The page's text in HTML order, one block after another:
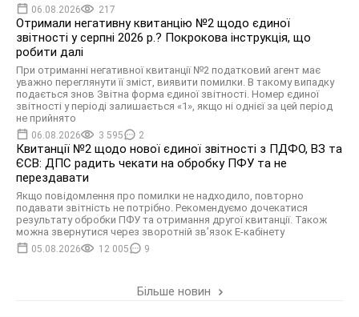
06.08.2026 217
Отримали негативну квитанцію №2 щодо єдиної
звітності у серпні 2026 р.? Покрокова інструкція, що
робити далі
При отриманні негативної квитанції №2 податковий агент має
уважно переглянути її зміст, виявити помилки. В такому випадку
подається знов Звітна форма єдиної звітності. Номер єдиної
звітності у періоді залишається «1», якщо ні однієї за цей період
не прийнято
06.08.2026 3 595 2
Квитанції №2 щодо нової єдиної звітності з ПДФО, ВЗ та
ЄСВ: ДПС радить чекати на обробку ПФУ та не
перездавати
Якщо повідомлення про помилки не надходило, повторно
подавати звітність не потрібно. Рекомендуємо дочекатися
результату обробки ПФУ та отримання другої квитанції. Також
можна звернутися через зворотній зв’язок Е-кабінету
05.08.2026 12 005 9
Більше новин